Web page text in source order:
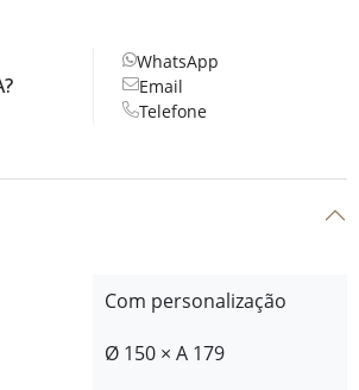
WhatsApp
Email
Telefone
Com personalização
Ø 150 × A 179